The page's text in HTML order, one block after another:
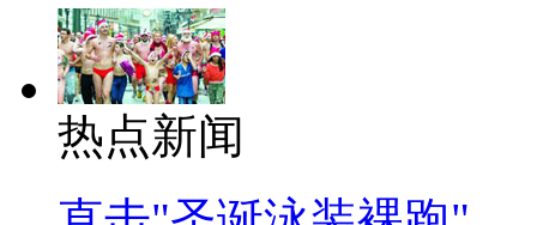
热点新闻